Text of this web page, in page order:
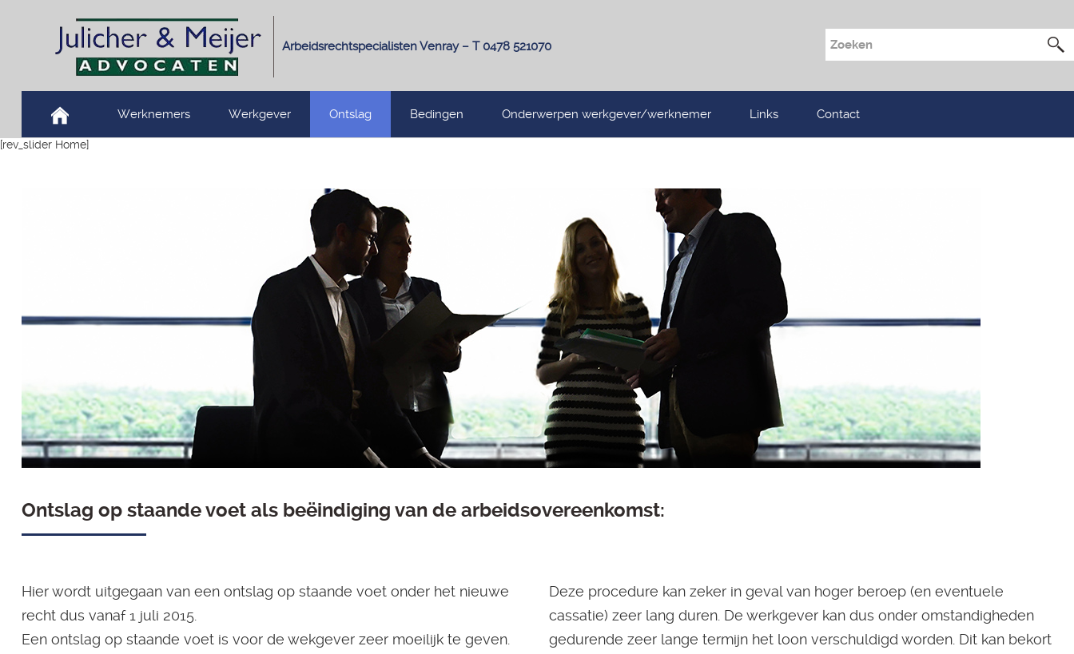
Arbeidsrechtspecialisten Venray – T 0478 521070
Werknemers Werkgever Ontslag Bedingen Onderwerpen werkgever/werknemer Links Contact
[rev_slider Home]
Ontslag op staande voet als beëindiging van de arbeidsovereenkomst:
Hier wordt uitgegaan van een ontslag op staande voet onder het nieuwe
recht dus vanaf 1 juli 2015.
Een ontslag op staande voet is voor de wekgever zeer moeilijk te geven.
Deze procedure kan zeker in geval van hoger beroep (en eventuele
cassatie) zeer lang duren. De werkgever kan dus onder omstandigheden
gedurende zeer lange termijn het loon verschuldigd worden. Dit kan bekort